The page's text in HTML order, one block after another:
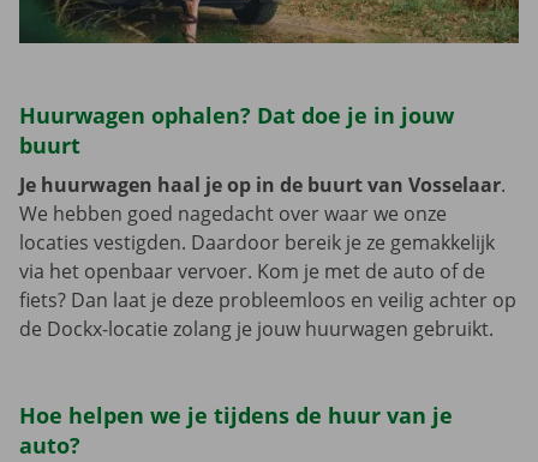
Huurwagen ophalen? Dat doe je in jouw
buurt
Je huurwagen haal je op in de buurt van Vosselaar.
We hebben goed nagedacht over waar we onze
locaties vestigden. Daardoor bereik je ze gemakkelijk
via het openbaar vervoer. Kom je met de auto of de
fiets? Dan laat je deze probleemloos en veilig achter op
de Dockx-locatie zolang je jouw huurwagen gebruikt.
Hoe helpen we je tijdens de huur van je
auto?